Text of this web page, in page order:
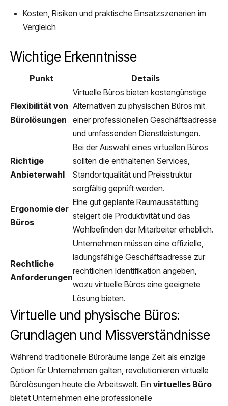
Kosten, Risiken und praktische Einsatzszenarien im
Vergleich
Wichtige Erkenntnisse
Punkt Details
Flexibilität von
Bürolösungen
Virtuelle Büros bieten kostengünstige
Alternativen zu physischen Büros mit
einer professionellen Geschäftsadresse
und umfassenden Dienstleistungen.
Richtige
Anbieterwahl
Bei der Auswahl eines virtuellen Büros
sollten die enthaltenen Services,
Standortqualität und Preisstruktur
sorgfältig geprüft werden.
Ergonomie der
Büros
Eine gut geplante Raumausstattung
steigert die Produktivität und das
Wohlbefinden der Mitarbeiter erheblich.
Rechtliche
Anforderungen
Unternehmen müssen eine offizielle,
ladungsfähige Geschäftsadresse zur
rechtlichen Identifikation angeben,
wozu virtuelle Büros eine geeignete
Lösung bieten.
Virtuelle und physische Büros:
Grundlagen und Missverständnisse
Während traditionelle Büroräume lange Zeit als einzige
Option für Unternehmen galten, revolutionieren virtuelle
Bürolösungen heute die Arbeitswelt. Ein virtuelles Büro
bietet Unternehmen eine professionelle